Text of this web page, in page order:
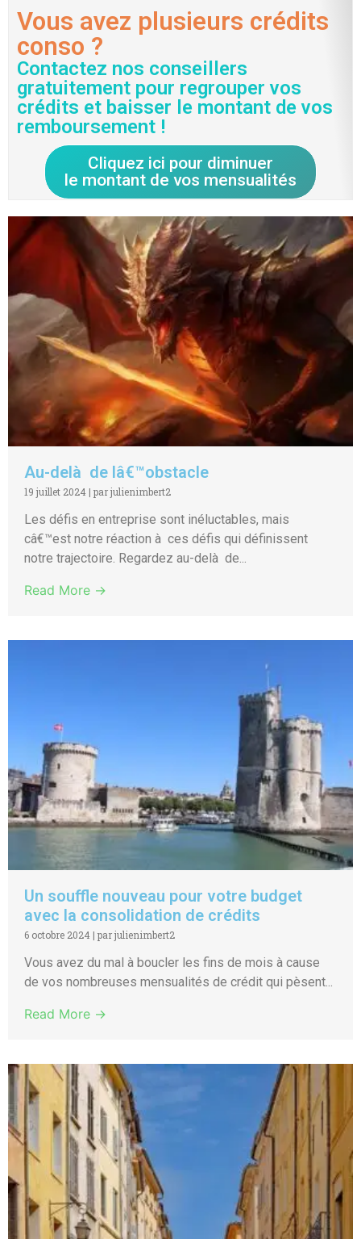
Vous avez plusieurs crédits
conso ?
Contactez nos conseillers
gratuitement pour regrouper vos
crédits et baisser le montant de vos
remboursement !
Cliquez ici pour diminuer
le montant de vos mensualités
Au-delà de lâ€™obstacle
19 juillet 2024 | par julienimbert2
Les défis en entreprise sont inéluctables, mais
câ€™est notre réaction à ces défis qui définissent
notre trajectoire. Regardez au-delà de...
Read More →
Un souffle nouveau pour votre budget
avec la consolidation de crédits
6 octobre 2024 | par julienimbert2
Vous avez du mal à boucler les fins de mois à cause
de vos nombreuses mensualités de crédit qui pèsent...
Read More →